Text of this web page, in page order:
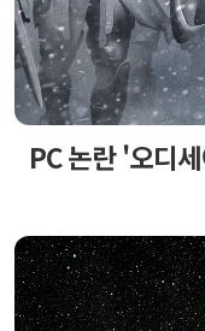
PC 논란 '오디